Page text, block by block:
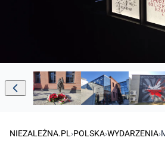
NIEZALEŻNA.PL ›POLSKA›WYDARZENIA›